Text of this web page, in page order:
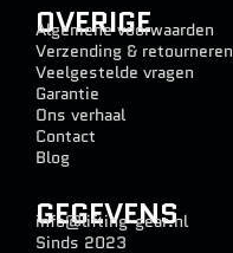
OVERIGE
Algemene voorwaarden
Verzending & retourneren
Veelgestelde vragen
Garantie
Ons verhaal
Contact
Blog
GEGEVENS
info@lifting-gear.nl
Sinds 2023